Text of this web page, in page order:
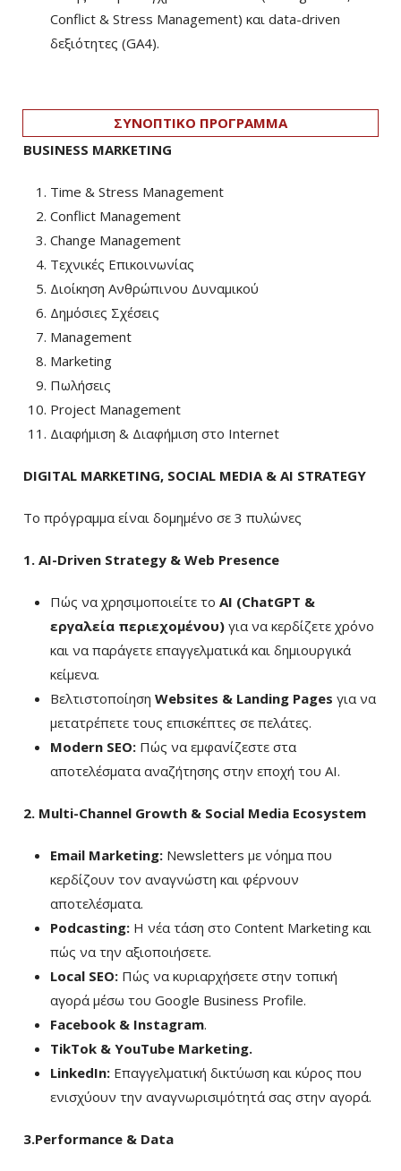
Conflict & Stress Management) και data-driven
δεξιότητες (GA4).
ΣΥΝΟΠΤΙΚΟ ΠΡΟΓΡΑΜΜΑ
BUSINESS MARKETING
Time & Stress Management
Conflict Management
Change Management
Τεχνικές Επικοινωνίας
Διοίκηση Ανθρώπινου Δυναμικού
Δημόσιες Σχέσεις
Management
Marketing
Πωλήσεις
Project Management
Διαφήμιση & Διαφήμιση στο Internet
DIGITAL MARKETING, SOCIAL MEDIA & AI STRATEGY
Το πρόγραμμα είναι δομημένο σε 3 πυλώνες
1. AI-Driven Strategy & Web Presence
Πώς να χρησιμοποιείτε το AI (ChatGPT &
εργαλεία περιεχομένου) για να κερδίζετε χρόνο
και να παράγετε επαγγελματικά και δημιουργικά
κείμενα.
Βελτιστοποίηση Websites & Landing Pages για να
μετατρέπετε τους επισκέπτες σε πελάτες.
Modern SEO: Πώς να εμφανίζεστε στα
αποτελέσματα αναζήτησης στην εποχή του AI.
2. Multi-Channel Growth & Social Media Ecosystem
Email Marketing: Newsletters με νόημα που
κερδίζουν τον αναγνώστη και φέρνουν
αποτελέσματα.
Podcasting: Η νέα τάση στο Content Marketing και
πώς να την αξιοποιήσετε.
Local SEO: Πώς να κυριαρχήσετε στην τοπική
αγορά μέσω του Google Business Profile.
Facebook & Instagram.
TikTok & YouTube Marketing.
LinkedIn: Επαγγελματική δικτύωση και κύρος που
ενισχύουν την αναγνωρισιμότητά σας στην αγορά.
3.Performance & Data